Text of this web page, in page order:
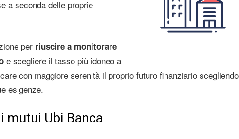
a seconda delle proprie
per riuscire a monitorare
e scegliere il tasso più idoneo a
con maggiore serenità il proprio futuro finanziario scegliendo
esigenze.
mutui Ubi Banca